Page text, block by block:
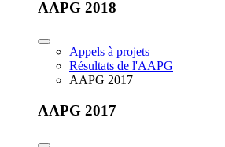
AAPG 2018
Appels à projets
Résultats de l'AAPG
AAPG 2017
AAPG 2017